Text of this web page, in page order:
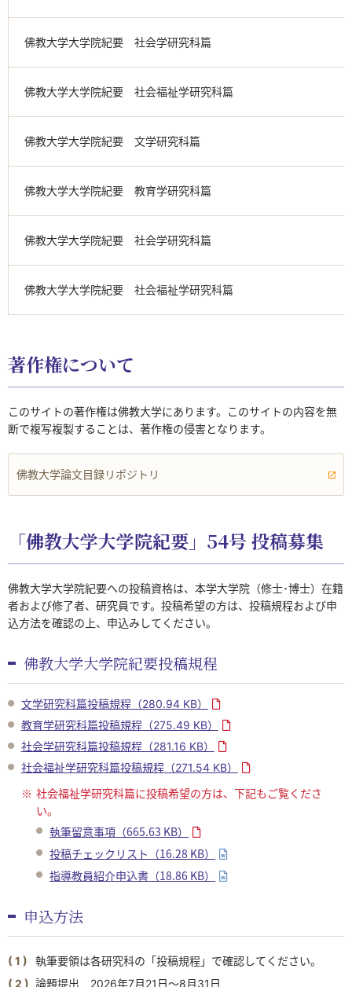
佛教大学大学院紀要 社会学研究科篇
佛教大学大学院紀要 社会福祉学研究科篇
佛教大学大学院紀要 文学研究科篇
佛教大学大学院紀要 教育学研究科篇
佛教大学大学院紀要 社会学研究科篇
佛教大学大学院紀要 社会福祉学研究科篇
著作権について
このサイトの著作権は佛教大学にあります。このサイトの内容を無
断で複写複製することは、著作権の侵害となります。
佛教大学論文目録リポジトリ
「佛教大学大学院紀要」54号 投稿募集
佛教大学大学院紀要への投稿資格は、本学大学院（修士･博士）在籍
者および修了者、研究員です。投稿希望の方は、投稿規程および申
込方法を確認の上、申込みしてください。
佛教大学大学院紀要投稿規程
文学研究科篇投稿規程（280.94 KB）
教育学研究科篇投稿規程（275.49 KB）
社会学研究科篇投稿規程（281.16 KB）
社会福祉学研究科篇投稿規程（271.54 KB）
※ 社会福祉学研究科篇に投稿希望の方は、下記もご覧くださ
い。
執筆留意事項 （665.63 KB）
投稿チェックリスト （16.28 KB）
指導教員紹介申込書 （18.86 KB）
申込方法
執筆要領は各研究科の「投稿規程」で確認してください。
論題提出 2026年7月21日～8月31日